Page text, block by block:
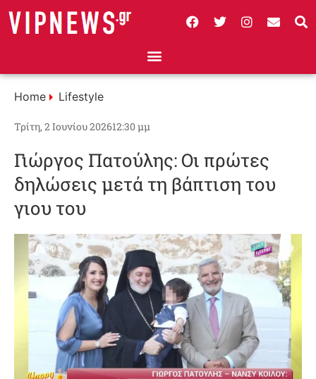
Home Lifestyle
Τρίτη, 2 Ιουνίου 202612:30 μμ
Γιώργος Πατούλης: Οι πρώτες
δηλώσεις μετά τη βάπτιση του
γιου του